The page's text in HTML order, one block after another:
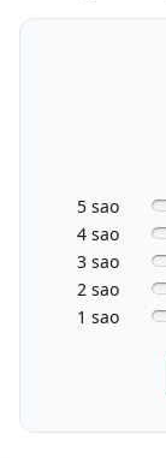
Kích thước
Thị trường
5 sao
4 sao
3 sao
2 sao
1 sao